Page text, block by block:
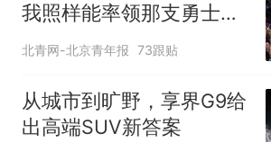
我照样能率领那支勇士取
得现在的成就
北青网-北京青年报 73跟贴
从城市到旷野，享界G9给
出高端SUV新答案